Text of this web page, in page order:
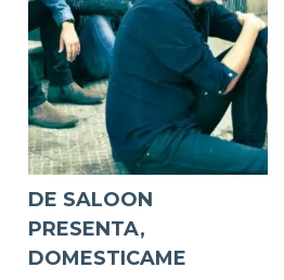
DE SALOON
PRESENTA,
DOMESTICAME